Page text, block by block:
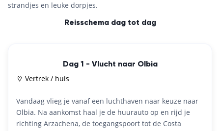
strandjes en leuke dorpjes.
Reisschema dag tot dag
Dag 1 - Vlucht naar Olbia
Vertrek / huis
Vandaag vlieg je vanaf een luchthaven naar keuze naar
Olbia. Na aankomst haal je de huurauto op en rijd je
richting Arzachena, de toegangspoort tot de Costa